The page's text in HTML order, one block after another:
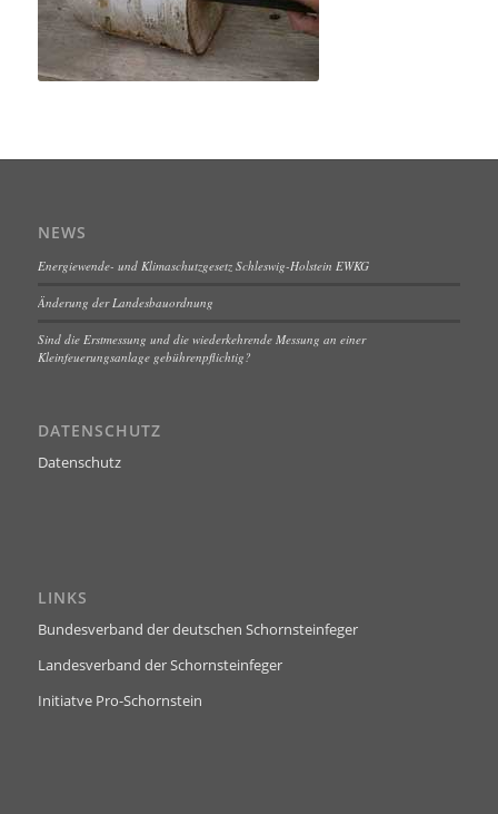
NEWS
Energiewende- und Klimaschutzgesetz Schleswig-Holstein EWKG
Änderung der Landesbauordnung
Sind die Erstmessung und die wiederkehrende Messung an einer
Kleinfeuerungsanlage gebührenpflichtig?
DATENSCHUTZ
Datenschutz
LINKS
Bundesverband der deutschen Schornsteinfeger
Landesverband der Schornsteinfeger
Initiatve Pro-Schornstein